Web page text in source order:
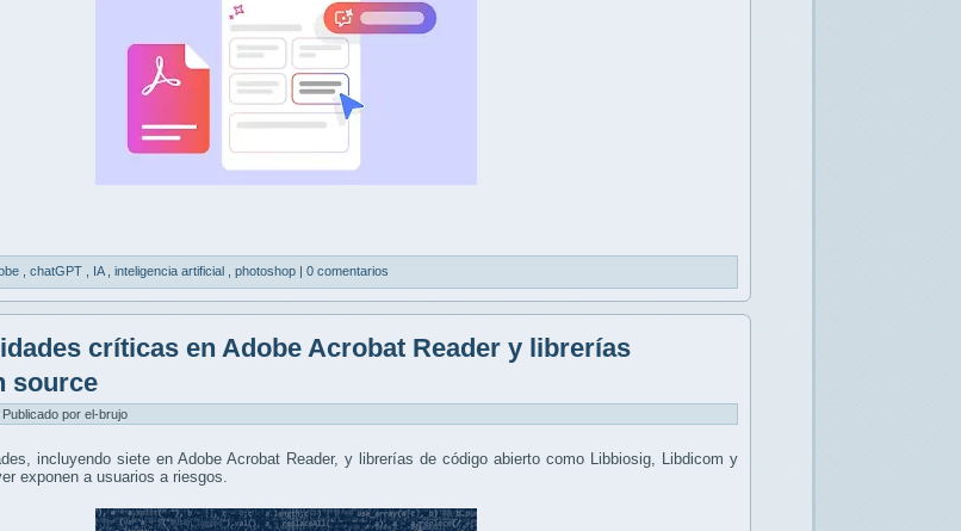
chatGPT IA inteligencia artificial photoshop 0 comentarios
críticas en Adobe Acrobat Reader y librerías
source
por el-brujo
incluyendo siete en Adobe Acrobat Reader, y librerías de código abierto como Libbiosig, Libdicom y
exponen a usuarios a riesgos.